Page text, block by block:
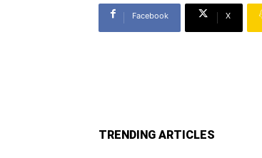
Facebook X
TRENDING ARTICLES